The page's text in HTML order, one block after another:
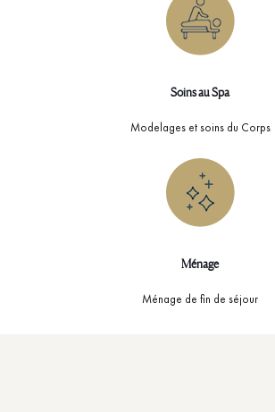
Soins au Spa
Modelages et soins du Corps
Ménage
Ménage de fin de séjour